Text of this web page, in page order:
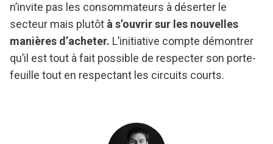
n’invite pas les consommateurs à déserter le
secteur mais plutôt à s’ouvrir sur les nouvelles
manières d’acheter. L’initiative compte démontrer
qu’il est tout à fait possible de respecter son porte-
feuille tout en respectant les circuits courts.